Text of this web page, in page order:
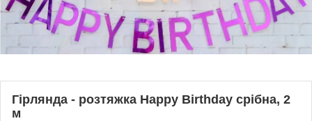
Гірлянда - розтяжка Happy Birthday срібна, 2
м